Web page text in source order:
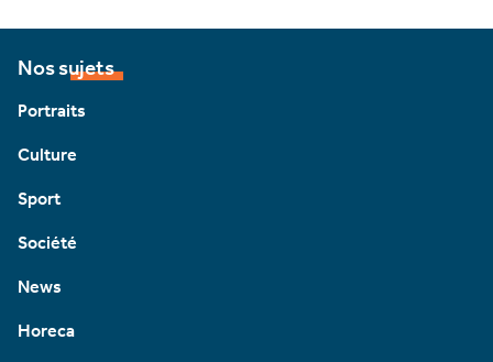
Nos sujets
Portraits
Culture
Sport
Société
News
Horeca